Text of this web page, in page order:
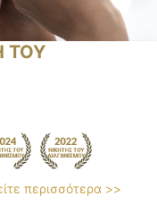
ΤΟΥ
περισσότερα >>